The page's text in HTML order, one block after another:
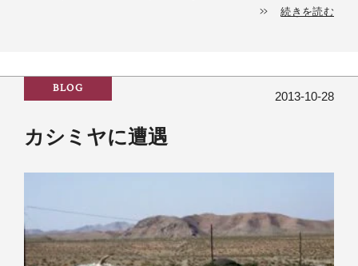
続きを読む
BLOG
2013-10-28
カシミヤに遭遇